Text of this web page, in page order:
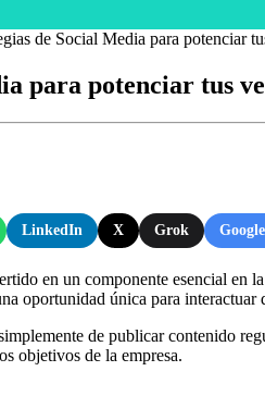
de Social Media para potenciar
para potenciar tus
LinkedIn X Grok
en un componente esencial en
oportunidad única para
de publicar contenido
objetivos de la empresa.